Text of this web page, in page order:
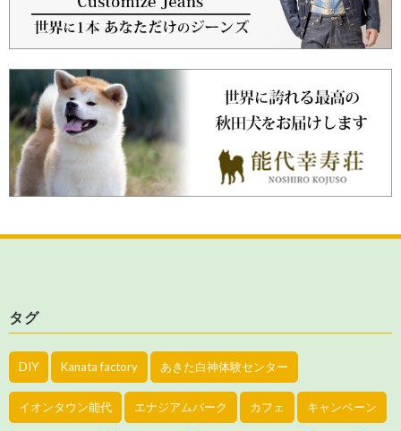
タグ
DIY Kanata factory あきた白神体験センター
イオンタウン能代 エナジアムパーク カフェ キャンペーン